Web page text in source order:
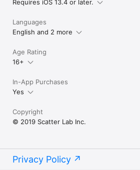
더 행복한 연애를 할 수 있도록 도와줄 거예
연애하고 싶다고 아직도
틴더, 아만다, 이음, 정오의 데이트 같은
소개팅 앱들만 잔뜩 깔아놓고 있는 거 아니죠
이제 연애의 과학과 함께
행복한 연애를 시작해보세요.
◎연애의과학 홈페이지
http://scienceoflove.co.kr/
https://www.facebook.com/
◎기타 버그 및 문의사항
Requires iOS 13.4 or later.
Languages
English and 2 more
Age Rating
16+
In-App Purchases
Yes
Copyright
© 2019 Scatter Lab Inc.
Privacy Policy